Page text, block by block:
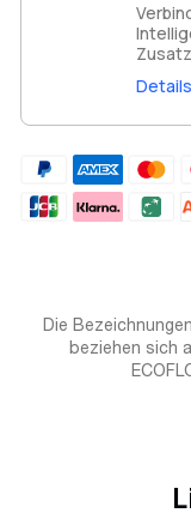
Details
Die
beziehen sich